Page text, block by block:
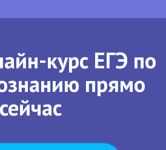
курс ЕГЭ по
прямо
сейчас